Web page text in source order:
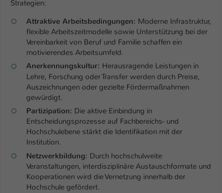
Strategien:
Attraktive Arbeitsbedingungen: Moderne Infrastruktur,
flexible Arbeitszeitmodelle sowie Unterstützung bei der
Vereinbarkeit von Beruf und Familie schaffen ein
motivierendes Arbeitsumfeld.
Anerkennungskultur: Herausragende Leistungen in
Lehre, Forschung oder Transfer werden durch Preise,
Auszeichnungen oder gezielte Fördermaßnahmen
gewürdigt.
Partizipation: Die aktive Einbindung in
Entscheidungsprozesse auf Fachbereichs- und
Hochschulebene stärkt die Identifikation mit der
Institution.
Netzwerkbildung: Durch hochschulweite
Veranstaltungen, interdisziplinäre Austauschformate und
Kooperationen wird die Vernetzung innerhalb der
Hochschule gefördert.